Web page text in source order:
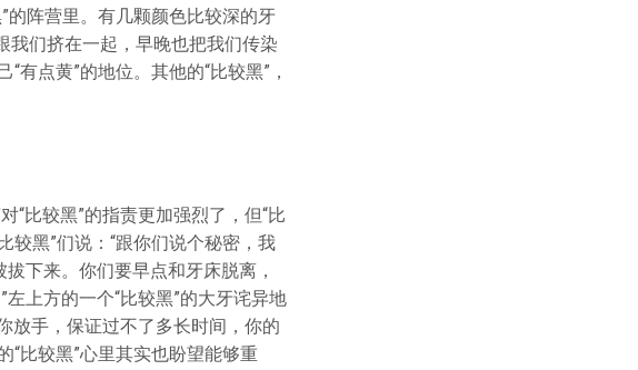
的阵营里。有几颗颜色比较深的牙
我们挤在一起，早晚也把我们传染
有点黄”的地位。其他的“比较黑”，
“比较黑”的指责更加强烈了，但“比
较黑”们说：“跟你们说个秘密，我
下来。你们要早点和牙床脱离，
上方的一个“比较黑”的大牙诧异地
放手，保证过不了多长时间，你的
“比较黑”心里其实也盼望能够重